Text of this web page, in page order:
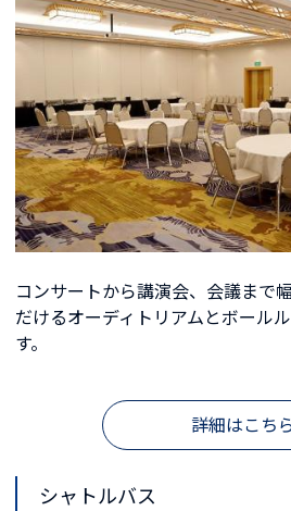
コンサートから講演会、会議まで
だけるオーディトリアムとボール
す。
詳細はこち
シャトルバス